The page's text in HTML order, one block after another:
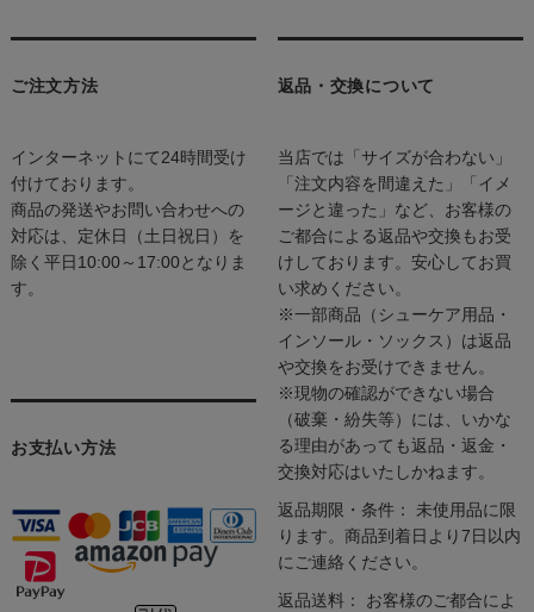
ご注文方法
インターネットにて24時間受け
付けております。
商品の発送やお問い合わせへの
対応は、定休日（土日祝日）を
除く平日10:00～17:00となりま
す。
お支払い方法
返品・交換について
当店では「サイズが合わない」
「注文内容を間違えた」「イメ
ージと違った」など、お客様の
ご都合による返品や交換もお受
けしております。安心してお買
い求めください。
※一部商品（シューケア用品・
インソール・ソックス）は返品
や交換をお受けできません。
※現物の確認ができない場合
（破棄・紛失等）には、いかな
る理由があっても返品・返金・
交換対応はいたしかねます。
返品期限・条件： 未使用品に限
ります。商品到着日より7日以内
にご連絡ください。
返品送料： お客様のご都合によ